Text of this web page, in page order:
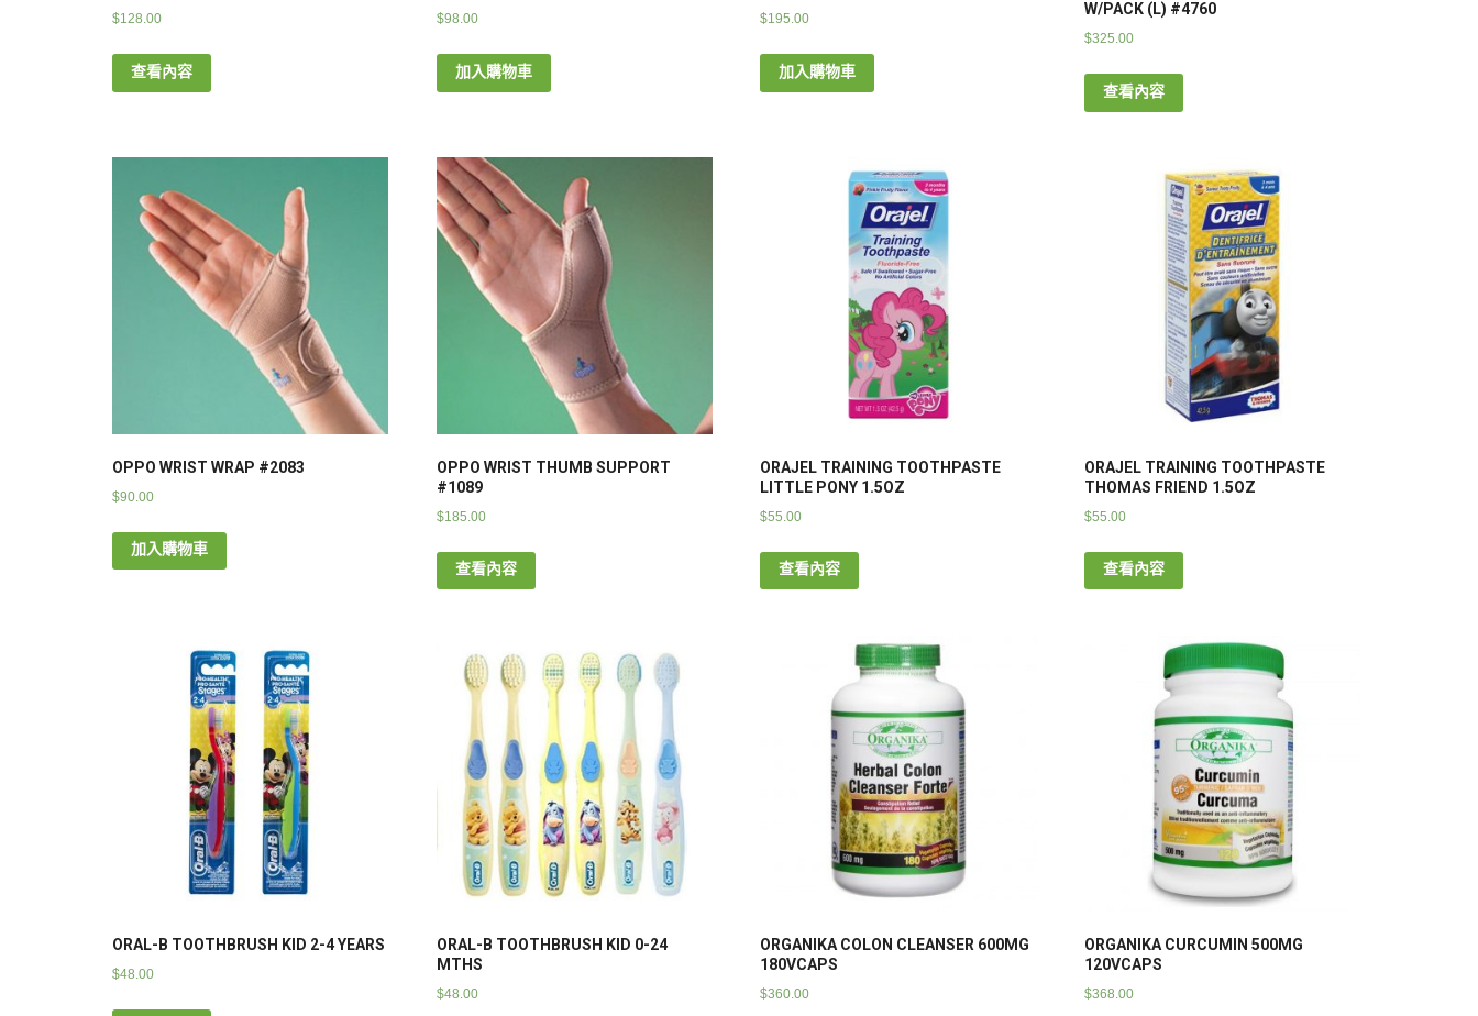
$128.00
查看內容
$98.00
加入購物車
$195.00
加入購物車
W/PACK (L) #4760
$325.00
查看內容
OPPO WRIST WRAP #2083
$90.00
加入購物車
OPPO WRIST THUMB SUPPORT
#1089
$185.00
查看內容
ORAJEL TRAINING TOOTHPASTE
LITTLE PONY 1.5OZ
$55.00
查看內容
ORAJEL TRAINING TOOTHPASTE
THOMAS FRIEND 1.5OZ
$55.00
查看內容
ORAL-B TOOTHBRUSH KID 2-4 YEARS
$48.00
ORAL-B TOOTHBRUSH KID 0-24
MTHS
$48.00
ORGANIKA COLON CLEANSER 600MG
180VCAPS
$360.00
ORGANIKA CURCUMIN 500MG
120VCAPS
$368.00